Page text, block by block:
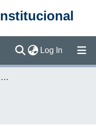
Log In (current)
Programa Estado de la Nación (PEN)